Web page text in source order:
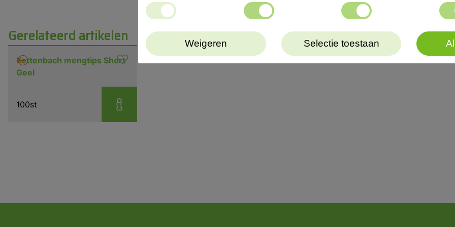
Gerelateerd artikelen
Kettenbach mengtips Short
Geel
100st
Weigeren Selectie toestaan